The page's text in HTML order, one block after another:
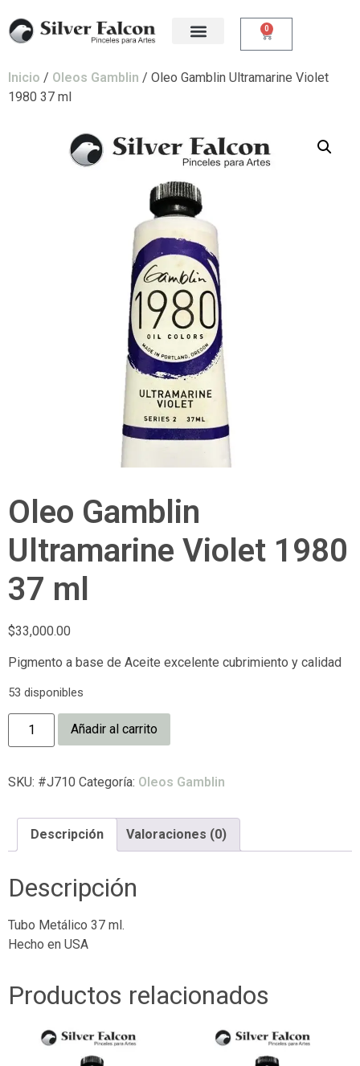
0
Inicio / Oleos Gamblin / Oleo Gamblin Ultramarine Violet
1980 37 ml
Oleo Gamblin
Ultramarine Violet 1980
37 ml
$33,000.00
Pigmento a base de Aceite excelente cubrimiento y calidad
53 disponibles
Añadir al carrito
SKU: #J710 Categoría: Oleos Gamblin
Descripción Valoraciones (0)
Descripción
Tubo Metálico 37 ml.
Hecho en USA
Productos relacionados